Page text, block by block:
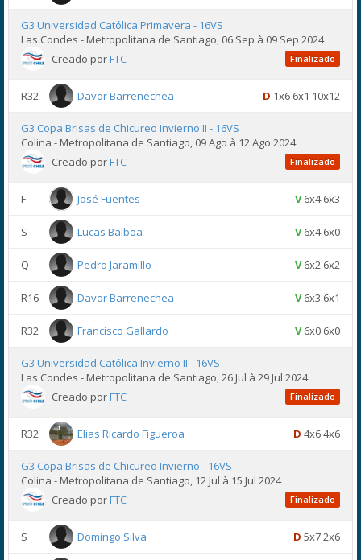
G3 Universidad Católica Primavera - 16VS
Las Condes - Metropolitana de Santiago, 06 Sep à 09 Sep 2024
Creado porFTC Finalizado
R32 Davor Barrenechea D 1x6 6x1 10x12
G3 Copa Brisas de Chicureo Invierno II - 16VS
Colina - Metropolitana de Santiago, 09 Ago à 12 Ago 2024
Creado porFTC Finalizado
F José Fuentes V6x4 6x3
S Lucas Balboa V6x4 6x0
Q Pedro Jaramillo V6x2 6x2
R16 Davor Barrenechea V6x3 6x1
R32 Francisco Gallardo V6x0 6x0
G3 Universidad Católica Invierno II - 16VS
Las Condes - Metropolitana de Santiago, 26 Jul à 29 Jul 2024
Creado porFTC Finalizado
R32 Elias Ricardo Figueroa D 4x6 4x6
G3 Copa Brisas de Chicureo Invierno - 16VS
Colina - Metropolitana de Santiago, 12 Jul à 15 Jul 2024
Creado porFTC Finalizado
S Domingo Silva D 5x7 2x6